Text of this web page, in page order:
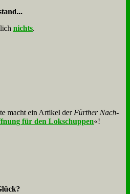
nichts.
macht ein Ar­ti­kel der Für­ther Nach­
für den Lok­schup­pen«!